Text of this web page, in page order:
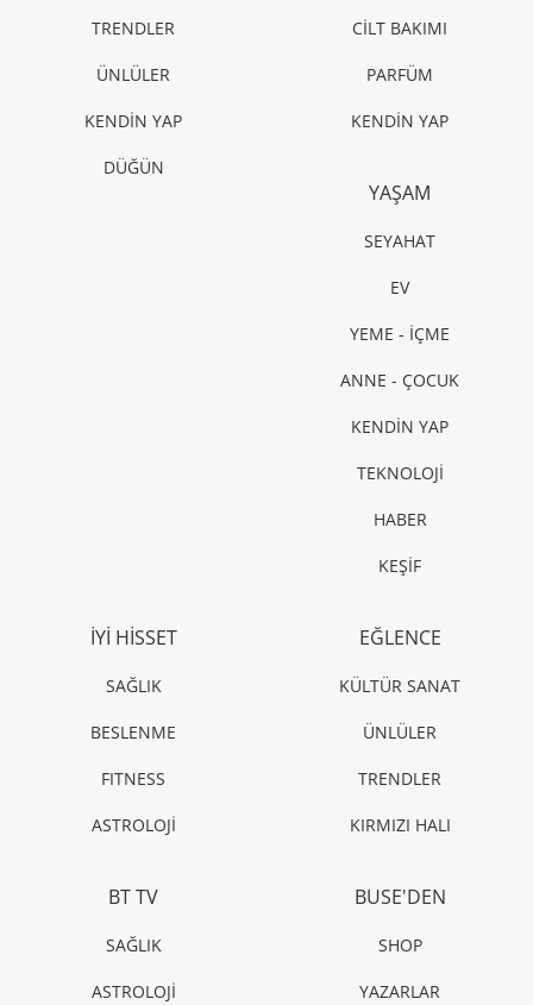
TRENDLER
ÜNLÜLER
KENDİN YAP
DÜĞÜN
CİLT BAKIMI
PARFÜM
KENDİN YAP
YAŞAM
SEYAHAT
EV
YEME - İÇME
ANNE - ÇOCUK
KENDİN YAP
TEKNOLOJİ
HABER
KEŞİF
İYİ HİSSET
SAĞLIK
BESLENME
FITNESS
ASTROLOJİ
EĞLENCE
KÜLTÜR SANAT
ÜNLÜLER
TRENDLER
KIRMIZI HALI
BT TV
SAĞLIK
ASTROLOJİ
BUSE'DEN
SHOP
YAZARLAR